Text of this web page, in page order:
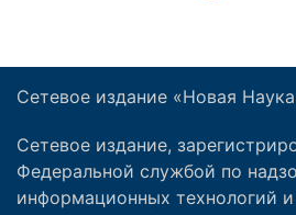
Сетевое издание «Новая
Сетевое издание,
Федеральной службой по
информационных технологий